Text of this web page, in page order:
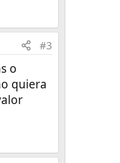
#3
o
quiera